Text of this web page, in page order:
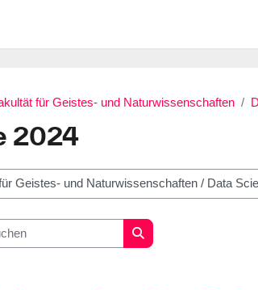
für Geistes- und Naturwissenschaften
2024
Kurse suchen